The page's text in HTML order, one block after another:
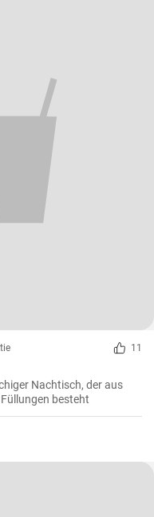
11
Nachtisch, der aus
besteht